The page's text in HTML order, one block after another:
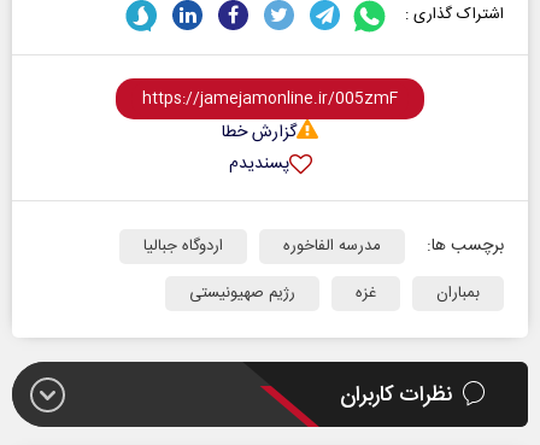
اشتراک گذاری :
گزارش خطا
پسندیدم
برچسب ها: مدرسه الفاخوره
اردوگاه جبالیا
بمباران
غزه رژیم صهیونیستی
نظرات کاربران